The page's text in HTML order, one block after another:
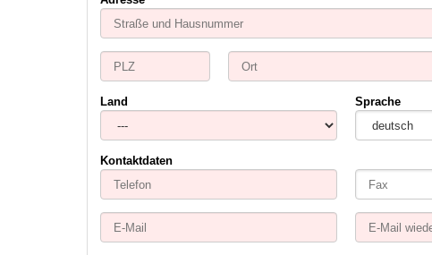
Land Sprache
Kontaktdaten